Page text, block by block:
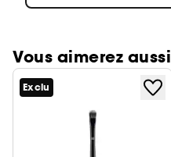
Vous aimerez aussi
Exclu